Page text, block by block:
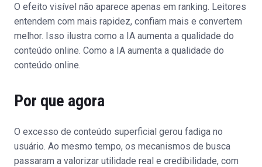
O efeito visível não aparece apenas em ranking. Leitores
entendem com mais rapidez, confiam mais e convertem
melhor. Isso ilustra como a IA aumenta a qualidade do
conteúdo online. Como a IA aumenta a qualidade do
conteúdo online.
Por que agora
O excesso de conteúdo superficial gerou fadiga no
usuário. Ao mesmo tempo, os mecanismos de busca
passaram a valorizar utilidade real e credibilidade, com